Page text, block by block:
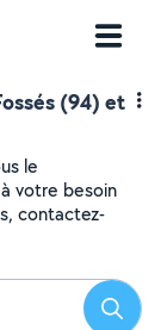
(94) et
le
votre besoin
contactez-